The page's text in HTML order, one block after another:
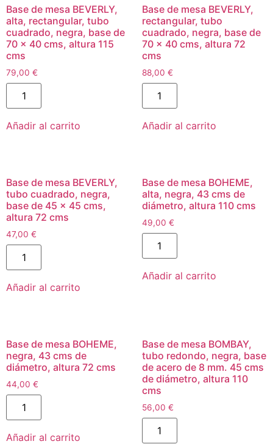
Base de mesa BEVERLY,
alta, rectangular, tubo
cuadrado, negra, base de
70 x 40 cms, altura 115
cms
79,00 €
Añadir al carrito
Base de mesa BEVERLY,
rectangular, tubo
cuadrado, negra, base de
70 x 40 cms, altura 72
cms
88,00 €
Añadir al carrito
Base de mesa BEVERLY,
tubo cuadrado, negra,
base de 45 x 45 cms,
altura 72 cms
47,00 €
Añadir al carrito
Base de mesa BOHEME,
alta, negra, 43 cms de
diámetro, altura 110 cms
49,00 €
Añadir al carrito
Base de mesa BOHEME,
negra, 43 cms de
diámetro, altura 72 cms
44,00 €
Añadir al carrito
Base de mesa BOMBAY,
tubo redondo, negra, base
de acero de 8 mm. 45 cms
de diámetro, altura 110
cms
56,00 €